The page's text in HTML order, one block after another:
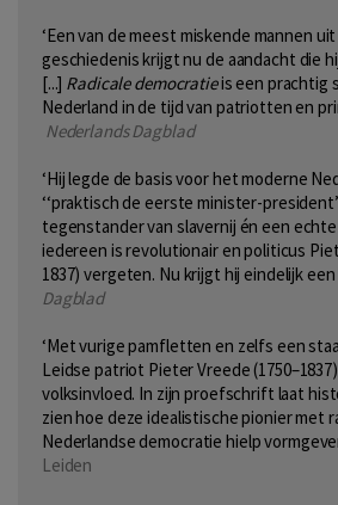
‘Een van de meest miskende mannen
geschiedenis krijgt nu de aandacht die
[...] Radicale democratieis een prachtig
Nederland in de tijd van patriotten en
Nederlands Dagblad
‘Hij legde de basis voor het moderne
‘‘praktisch de eerste minister-
tegenstander van slavernij én een echte
iedereen is revolutionair en politicus
1837) vergeten. Nu krijgt hij eindelijk een
Dagblad
‘Met vurige pamfletten en zelfs een
Leidse patriot Pieter Vreede
volksinvloed. In zijn proefschrift laat
zien hoe deze idealistische pionier met
Nederlandse democratie hielp
Leiden